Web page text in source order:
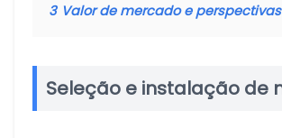
3 Valor de mercado e
Seleção e instalação de